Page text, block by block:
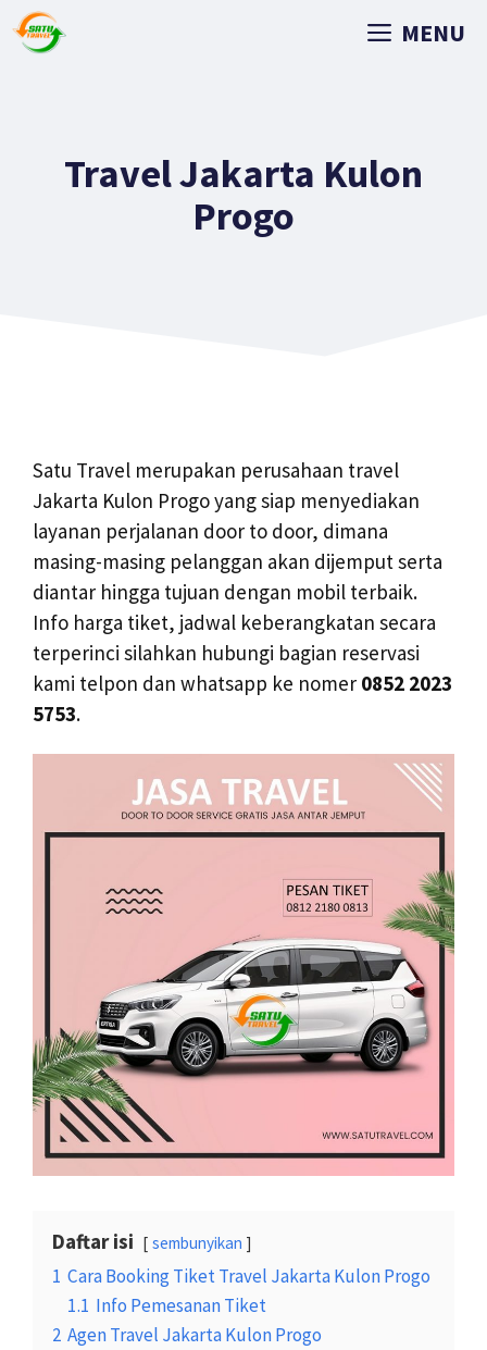
MENU
Travel Jakarta Kulon
Progo
Satu Travel merupakan perusahaan travel
Jakarta Kulon Progo yang siap menyediakan
layanan perjalanan door to door, dimana
masing-masing pelanggan akan dijemput serta
diantar hingga tujuan dengan mobil terbaik.
Info harga tiket, jadwal keberangkatan secara
terperinci silahkan hubungi bagian reservasi
kami telpon dan whatsapp ke nomer 0852 2023
5753.
Daftar isi sembunyikan
1 Cara Booking Tiket Travel Jakarta Kulon Progo
1.1 Info Pemesanan Tiket
2 Agen Travel Jakarta Kulon Progo